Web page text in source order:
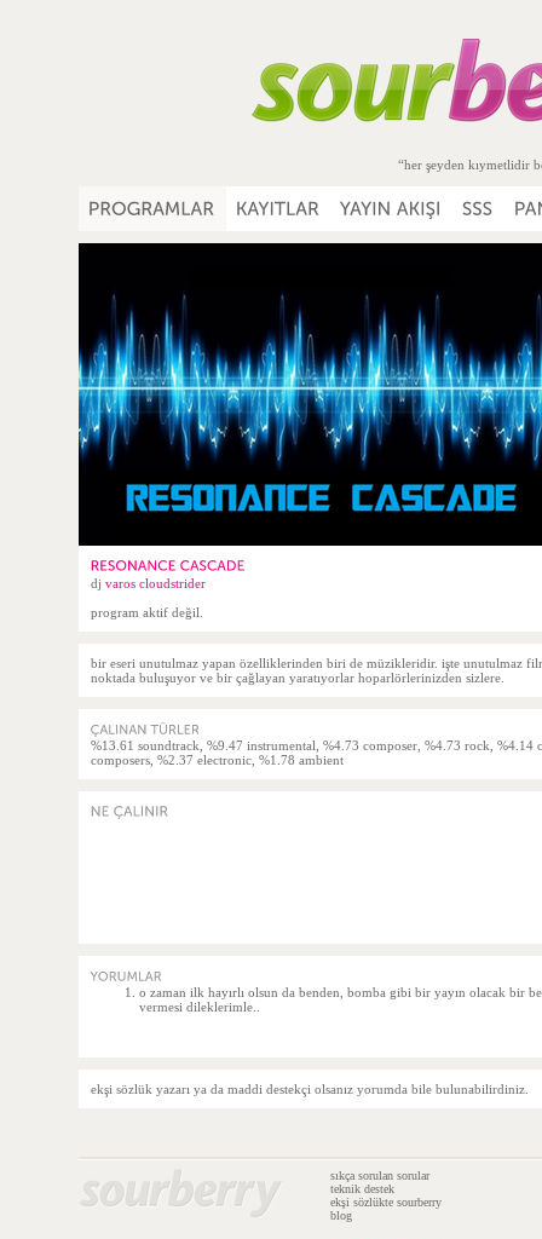
“her şeyden kıymetlidir
dj varos cloudstrider
program aktif değil.
bir eseri unutulmaz yapan özelliklerinden biri de müzikleridir. işte unutulmaz
noktada buluşuyor ve bir çağlayan yaratıyorlar hoparlörlerinizden sizlere.
%13.61 soundtrack, %9.47 instrumental, %4.73 composer, %4.73 rock, %4.14
composers, %2.37 electronic, %1.78 ambient
o zaman ilk hayırlı olsun da benden, bomba gibi bir yayın olacak bir
vermesi dileklerimle..
ekşi sözlük yazarı ya da maddi destekçi olsanız yorumda bile bulunabilirdiniz.
sıkça sorulan sorular
teknik destek
ekşi sözlükte sourberry
blog